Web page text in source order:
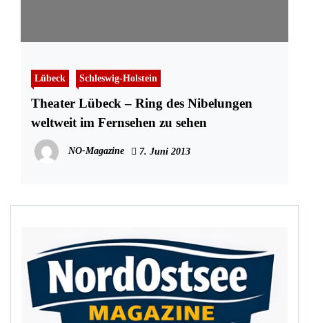
Lübeck Schleswig-Holstein
Theater Lübeck – Ring des Nibelungen
weltweit im Fernsehen zu sehen
NO-Magazine 7. Juni 2013